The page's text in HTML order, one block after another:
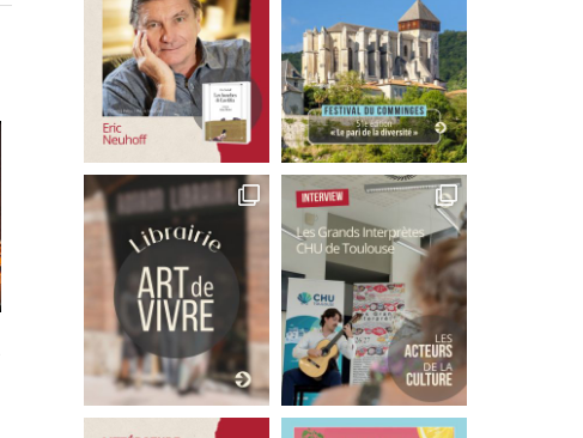
Good Bye Wolfgang !
1 août 2026
Les films qu’il faut avoir
La...
29 juillet 2026